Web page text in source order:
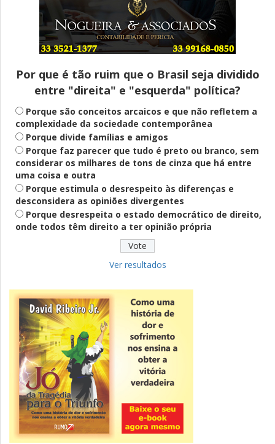
Entenda
Pix Pensão Alimentícia: entenda o que é
e como solicitar
Saúde Mental
Plataforma oferece escuta em saúde
mental para jovens no SUS Digital
Definido
PT lança Patrus Ananias como candidato
ao governo de Minas Gerais
Fies: pré-selecionados têm até terça
para complementar informações
Novidade
CNPJ alfanumérico começa a ser emitido
nesta sexta
ver todas »
Por que é tão ruim que o Brasil seja dividido
entre "direita" e "esquerda" política?
Porque são conceitos arcaicos e que não refletem a
complexidade da sociedade contemporânea
Porque divide famílias e amigos
Porque faz parecer que tudo é preto ou branco, sem
considerar os milhares de tons de cinza que há entre
uma coisa e outra
Porque estimula o desrespeito às diferenças e
desconsidera as opiniões divergentes
Porque desrespeita o estado democrático de direito,
onde todos têm direito a ter opinião própria
Ver resultados